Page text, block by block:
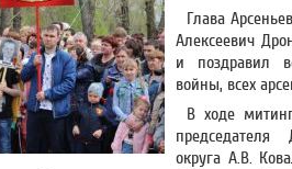
Глава
Алексеевич
и поздравил
войны, всех
В ходе
председателя
округа А.В.